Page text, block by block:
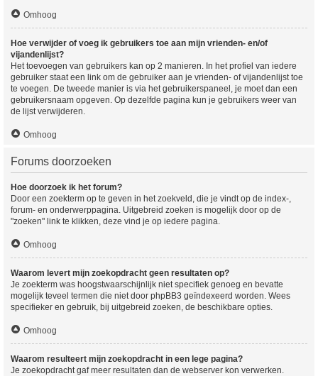
Omhoog
Hoe verwijder of voeg ik gebruikers toe aan mijn vrienden- en/of
vijandenlijst?
Het toevoegen van gebruikers kan op 2 manieren. In het profiel van iedere
gebruiker staat een link om de gebruiker aan je vrienden- of vijandenlijst toe
te voegen. De tweede manier is via het gebruikerspaneel, je moet dan een
gebruikersnaam opgeven. Op dezelfde pagina kun je gebruikers weer van
de lijst verwijderen.
Omhoog
Forums doorzoeken
Hoe doorzoek ik het forum?
Door een zoekterm op te geven in het zoekveld, die je vindt op de index-,
forum- en onderwerppagina. Uitgebreid zoeken is mogelijk door op de
"zoeken" link te klikken, deze vind je op iedere pagina.
Omhoog
Waarom levert mijn zoekopdracht geen resultaten op?
Je zoekterm was hoogstwaarschijnlijk niet specifiek genoeg en bevatte
mogelijk teveel termen die niet door phpBB3 geïndexeerd worden. Wees
specifieker en gebruik, bij uitgebreid zoeken, de beschikbare opties.
Omhoog
Waarom resulteert mijn zoekopdracht in een lege pagina?
Je zoekopdracht gaf meer resultaten dan de webserver kon verwerken.